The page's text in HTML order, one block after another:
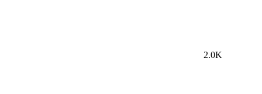
2.0K